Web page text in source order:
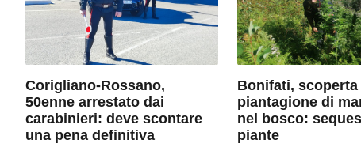
Corigliano-Rossano,
50enne arrestato dai
carabinieri: deve scontare
una pena definitiva
Bonifati, scoperta
piantagione di
nel bosco:
piante